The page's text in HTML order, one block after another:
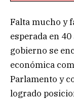
Falta mucho y
esperada en
gobierno se
económica
Parlamento y
logrado